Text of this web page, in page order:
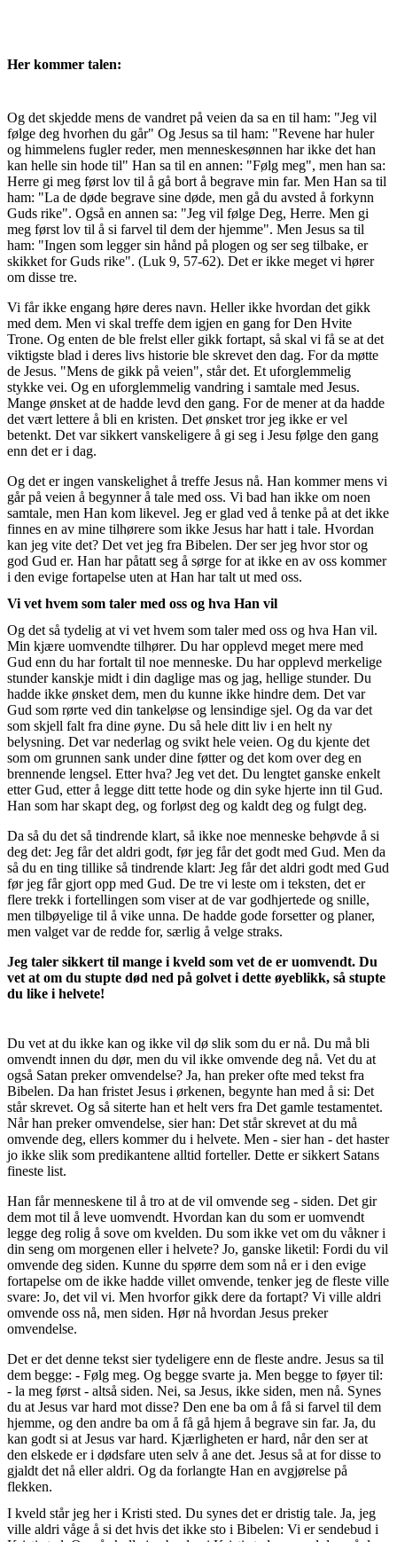
Her kommer talen:
Og det skjedde mens de vandret på veien da sa en til ham: "Jeg vil
følge deg hvorhen du går" Og Jesus sa til ham: "Revene har huler
og himmelens fugler reder, men menneskesønnen har ikke det han
kan helle sin hode til" Han sa til en annen: "Følg meg", men han sa:
Herre gi meg først lov til å gå bort å begrave min far. Men Han sa til
ham: "La de døde begrave sine døde, men gå du avsted å forkynn
Guds rike". Også en annen sa: "Jeg vil følge Deg, Herre. Men gi
meg først lov til å si farvel til dem der hjemme". Men Jesus sa til
ham: "Ingen som legger sin hånd på plogen og ser seg tilbake, er
skikket for Guds rike". (Luk 9, 57-62). Det er ikke meget vi hører
om disse tre.
Vi får ikke engang høre deres navn. Heller ikke hvordan det gikk
med dem. Men vi skal treffe dem igjen en gang for Den Hvite
Trone. Og enten de ble frelst eller gikk fortapt, så skal vi få se at det
viktigste blad i deres livs historie ble skrevet den dag. For da møtte
de Jesus. "Mens de gikk på veien", står det. Et uforglemmelig
stykke vei. Og en uforglemmelig vandring i samtale med Jesus.
Mange ønsket at de hadde levd den gang. For de mener at da hadde
det vært lettere å bli en kristen. Det ønsket tror jeg ikke er vel
betenkt. Det var sikkert vanskeligere å gi seg i Jesu følge den gang
enn det er i dag.
Og det er ingen vanskelighet å treffe Jesus nå. Han kommer mens vi
går på veien å begynner å tale med oss. Vi bad han ikke om noen
samtale, men Han kom likevel. Jeg er glad ved å tenke på at det ikke
finnes en av mine tilhørere som ikke Jesus har hatt i tale. Hvordan
kan jeg vite det? Det vet jeg fra Bibelen. Der ser jeg hvor stor og
god Gud er. Han har påtatt seg å sørge for at ikke en av oss kommer
i den evige fortapelse uten at Han har talt ut med oss.
Vi vet hvem som taler med oss og hva Han vil
Og det så tydelig at vi vet hvem som taler med oss og hva Han vil.
Min kjære uomvendte tilhører. Du har opplevd meget mere med
Gud enn du har fortalt til noe menneske. Du har opplevd merkelige
stunder kanskje midt i din daglige mas og jag, hellige stunder. Du
hadde ikke ønsket dem, men du kunne ikke hindre dem. Det var
Gud som rørte ved din tankeløse og lensindige sjel. Og da var det
som skjell falt fra dine øyne. Du så hele ditt liv i en helt ny
belysning. Det var nederlag og svikt hele veien. Og du kjente det
som om grunnen sank under dine føtter og det kom over deg en
brennende lengsel. Etter hva? Jeg vet det. Du lengtet ganske enkelt
etter Gud, etter å legge ditt tette hode og din syke hjerte inn til Gud.
Han som har skapt deg, og forløst deg og kaldt deg og fulgt deg.
Da så du det så tindrende klart, så ikke noe menneske behøvde å si
deg det: Jeg får det aldri godt, før jeg får det godt med Gud. Men da
så du en ting tillike så tindrende klart: Jeg får det aldri godt med Gud
før jeg får gjort opp med Gud. De tre vi leste om i teksten, det er
flere trekk i fortellingen som viser at de var godhjertede og snille,
men tilbøyelige til å vike unna. De hadde gode forsetter og planer,
men valget var de redde for, særlig å velge straks.
Jeg taler sikkert til mange i kveld som vet de er uomvendt. Du
vet at om du stupte død ned på golvet i dette øyeblikk, så stupte
du like i helvete!
Du vet at du ikke kan og ikke vil dø slik som du er nå. Du må bli
omvendt innen du dør, men du vil ikke omvende deg nå. Vet du at
også Satan preker omvendelse? Ja, han preker ofte med tekst fra
Bibelen. Da han fristet Jesus i ørkenen, begynte han med å si: Det
står skrevet. Og så siterte han et helt vers fra Det gamle testamentet.
Når han preker omvendelse, sier han: Det står skrevet at du må
omvende deg, ellers kommer du i helvete. Men - sier han - det haster
jo ikke slik som predikantene alltid forteller. Dette er sikkert Satans
fineste list.
Han får menneskene til å tro at de vil omvende seg - siden. Det gir
dem mot til å leve uomvendt. Hvordan kan du som er uomvendt
legge deg rolig å sove om kvelden. Du som ikke vet om du våkner i
din seng om morgenen eller i helvete? Jo, ganske liketil: Fordi du vil
omvende deg siden. Kunne du spørre dem som nå er i den evige
fortapelse om de ikke hadde villet omvende, tenker jeg de fleste ville
svare: Jo, det vil vi. Men hvorfor gikk dere da fortapt? Vi ville aldri
omvende oss nå, men siden. Hør nå hvordan Jesus preker
omvendelse.
Det er det denne tekst sier tydeligere enn de fleste andre. Jesus sa til
dem begge: - Følg meg. Og begge svarte ja. Men begge to føyer til:
- la meg først - altså siden. Nei, sa Jesus, ikke siden, men nå. Synes
du at Jesus var hard mot disse? Den ene ba om å få si farvel til dem
hjemme, og den andre ba om å få gå hjem å begrave sin far. Ja, du
kan godt si at Jesus var hard. Kjærligheten er hard, når den ser at
den elskede er i dødsfare uten selv å ane det. Jesus så at for disse to
gjaldt det nå eller aldri. Og da forlangte Han en avgjørelse på
flekken.
I kveld står jeg her i Kristi sted. Du synes det er dristig tale. Ja, jeg
ville aldri våge å si det hvis det ikke sto i Bibelen: Vi er sendebud i